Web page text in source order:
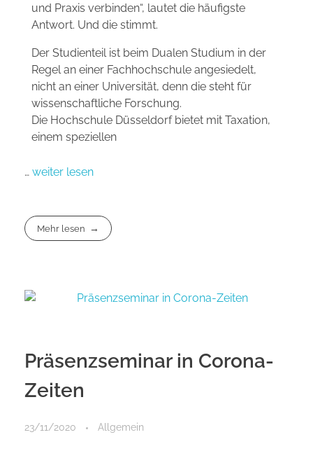
und Praxis verbinden“, lautet die häufigste
Antwort. Und die stimmt.
Der Studienteil ist beim Dualen Studium in der
Regel an einer Fachhochschule angesiedelt,
nicht an einer Universität, denn die steht für
wissenschaftliche Forschung.
Die Hochschule Düsseldorf bietet mit Taxation,
einem speziellen
… weiter lesen
Mehr lesen
Präsenzseminar in Corona-
Zeiten
23/11/2020 Allgemein